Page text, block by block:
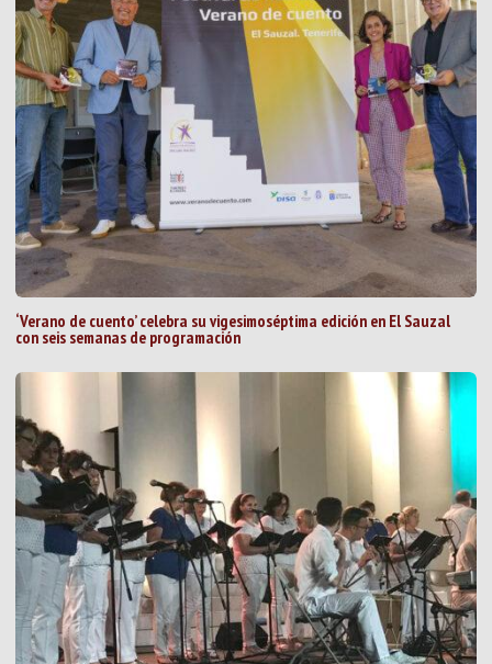
‘Verano de cuento’ celebra su vigesimoséptima edición en El Sauzal
con seis semanas de programación